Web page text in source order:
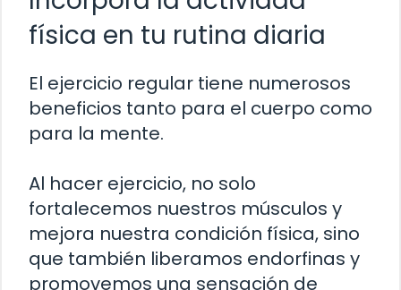
física en tu rutina diaria
El ejercicio regular tiene numerosos
beneficios tanto para el cuerpo como
para la mente.
Al hacer ejercicio, no solo
fortalecemos nuestros músculos y
mejora nuestra condición física, sino
que también liberamos endorfinas y
promovemos una sensación de